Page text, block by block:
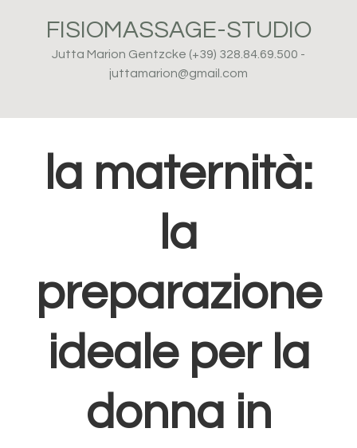
navigazione
contenuto
FISIOMASSAGE-STUDIO
Jutta Marion Gentzcke (+39) 328.84.69.500 -
juttamarion@gmail.com
la maternità:
la
preparazione
ideale per la
donna in